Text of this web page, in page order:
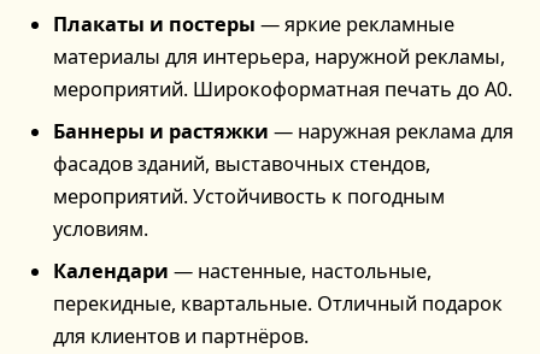
Плакаты и постеры — яркие рекламные
материалы для интерьера, наружной рекламы,
мероприятий. Широкоформатная печать до А0.
Баннеры и растяжки — наружная реклама для
фасадов зданий, выставочных стендов,
мероприятий. Устойчивость к погодным
условиям.
Календари — настенные, настольные,
перекидные, квартальные. Отличный подарок
для клиентов и партнёров.